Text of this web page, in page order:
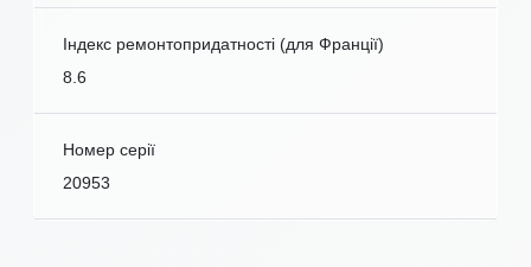
Індекс ремонтопридатності (для Франції)
8.6
Номер серії
20953